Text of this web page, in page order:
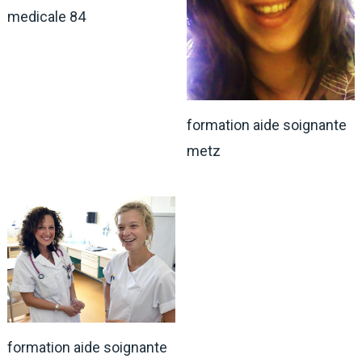
medicale 84
formation aide soignante
metz
formation aide soignante